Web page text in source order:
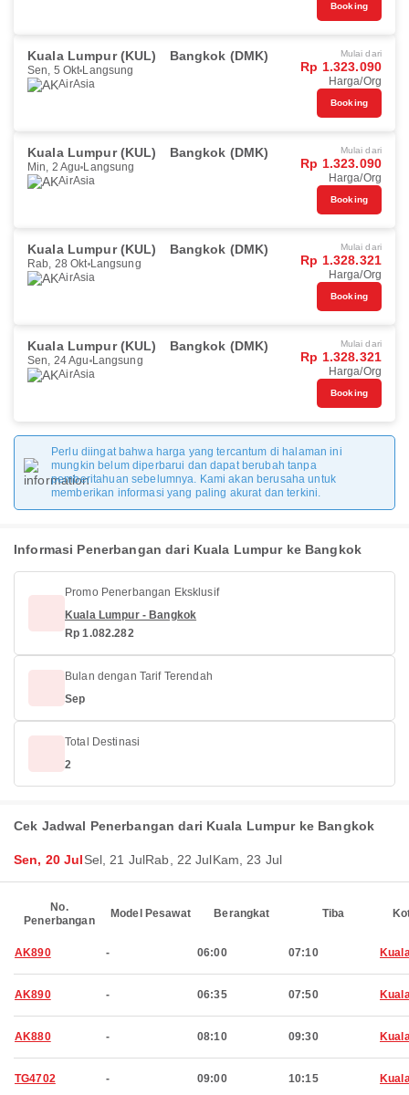
Booking
Kuala Lumpur (KUL) Bangkok (DMK)
Sen, 5 Okt Langsung
AirAsia
Mulai dari
Rp 1.323.090
Harga/Org
Booking
Kuala Lumpur (KUL) Bangkok (DMK)
Min, 2 Agu Langsung
AirAsia
Mulai dari
Rp 1.323.090
Harga/Org
Booking
Kuala Lumpur (KUL) Bangkok (DMK)
Rab, 28 Okt Langsung
AirAsia
Mulai dari
Rp 1.328.321
Harga/Org
Booking
Kuala Lumpur (KUL) Bangkok (DMK)
Sen, 24 Agu Langsung
AirAsia
Mulai dari
Rp 1.328.321
Harga/Org
Booking
Perlu diingat bahwa harga yang tercantum di halaman ini
mungkin belum diperbarui dan dapat berubah tanpa
pemberitahuan sebelumnya. Kami akan berusaha untuk
memberikan informasi yang paling akurat dan terkini.
Informasi Penerbangan dari Kuala Lumpur ke Bangkok
Promo Penerbangan Eksklusif
Kuala Lumpur - Bangkok
Rp 1.082.282
Bulan dengan Tarif Terendah
Sep
Total Destinasi
2
Cek Jadwal Penerbangan dari Kuala Lumpur ke Bangkok
Sen, 20 JulSel, 21 JulRab, 22 JulKam, 23 Jul
No.
Penerbangan
Model Pesawat Berangkat Tiba
AK890 - 06:00 07:10
AK890 - 06:35 07:50
AK880 - 08:10 09:30
TG4702 - 09:00 10:15